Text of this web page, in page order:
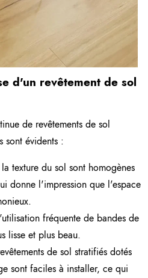
d'un revêtement de sol
de revêtements de sol
sont évidents :
texture du sol sont homogènes
donne l'impression que l'espace
fréquente de bandes de
lisse et plus beau.
de sol stratifiés dotés
sont faciles à installer, ce qui